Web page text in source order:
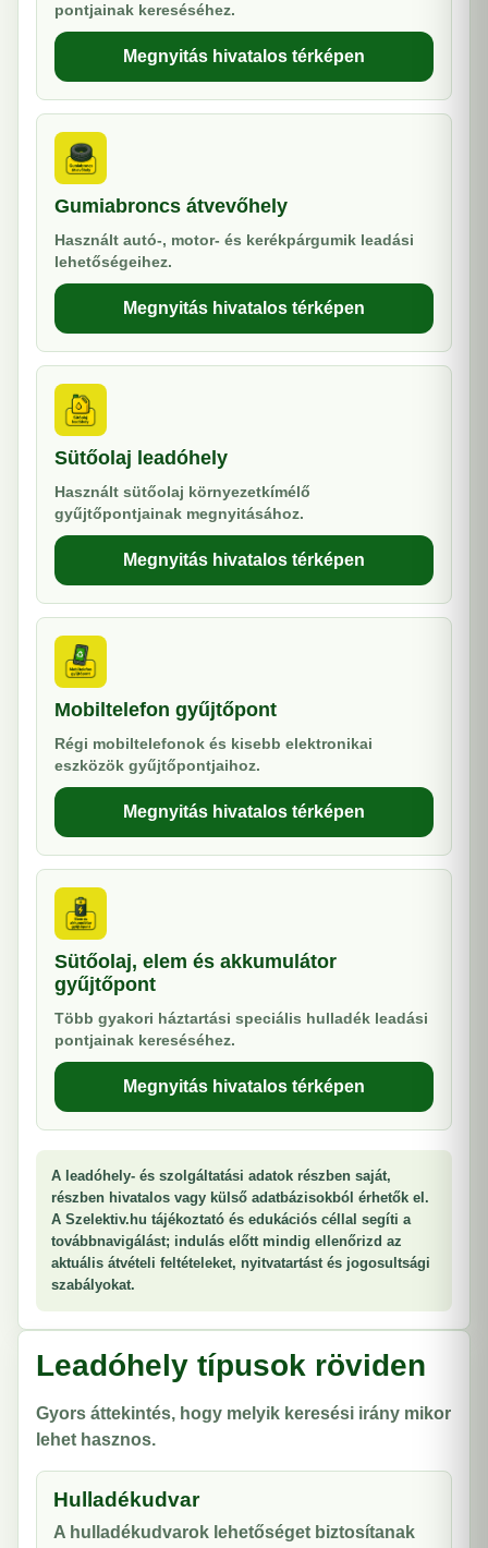
pontjainak kereséséhez.
Megnyitás hivatalos térképen
Gumiabroncs átvevőhely
Használt autó-, motor- és kerékpárgumik leadási
lehetőségeihez.
Megnyitás hivatalos térképen
Sütőolaj leadóhely
Használt sütőolaj környezetkímélő
gyűjtőpontjainak megnyitásához.
Megnyitás hivatalos térképen
Mobiltelefon gyűjtőpont
Régi mobiltelefonok és kisebb elektronikai
eszközök gyűjtőpontjaihoz.
Megnyitás hivatalos térképen
Sütőolaj, elem és akkumulátor
gyűjtőpont
Több gyakori háztartási speciális hulladék leadási
pontjainak kereséséhez.
Megnyitás hivatalos térképen
A leadóhely- és szolgáltatási adatok részben saját,
részben hivatalos vagy külső adatbázisokból érhetők el.
A Szelektiv.hu tájékoztató és edukációs céllal segíti a
továbbnavigálást; indulás előtt mindig ellenőrizd az
aktuális átvételi feltételeket, nyitvatartást és jogosultsági
szabályokat.
Leadóhely típusok röviden
Gyors áttekintés, hogy melyik keresési irány mikor
lehet hasznos.
Hulladékudvar
A hulladékudvarok lehetőséget biztosítanak